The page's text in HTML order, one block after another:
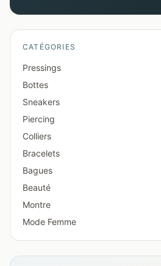
CATÉGORIES
Pressings
Bottes
Sneakers
Piercing
Colliers
Bracelets
Bagues
Beauté
Montre
Mode Femme